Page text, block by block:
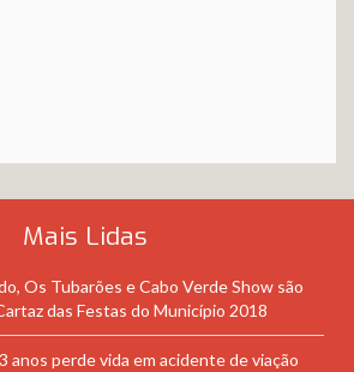
Mais Lidas
Os Tubarões e Cabo Verde Show são
das Festas do Município 2018
anos perde vida em acidente de viação